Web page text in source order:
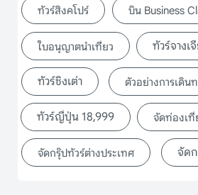
ทัวร์สิงคโปร์ บิน Business
ใบอนุญาตนำเที่ยว ทัวร์จางเ
ทัวร์ชิงเต่า ตัวอย่างการเดิน
ทัวร์ญี่ปุ่น 18,999 จัดท่องเที่
จัดกรุ๊ปทัวร์ต่างประเทศ จัด